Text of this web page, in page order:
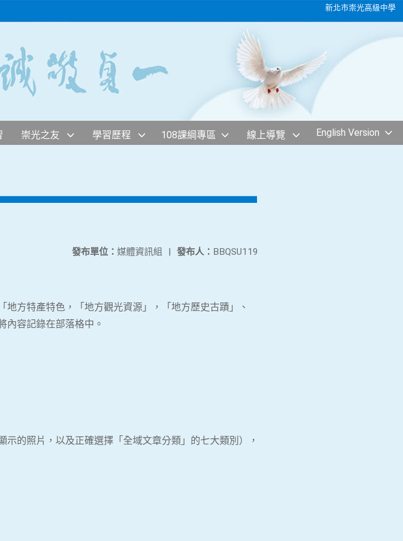
新北市崇光高級中學
崇光之友 學習歷程 108課綱專區 線上導覽 English Version
發布人： BBQSU119
發布單位： 媒體資訊組 |
方特產特色，「地方觀光資源」，「地方歷史古蹟」、
內容記錄在部落格中。
的照片，以及正確選擇「全域文章分類」的七大類別），